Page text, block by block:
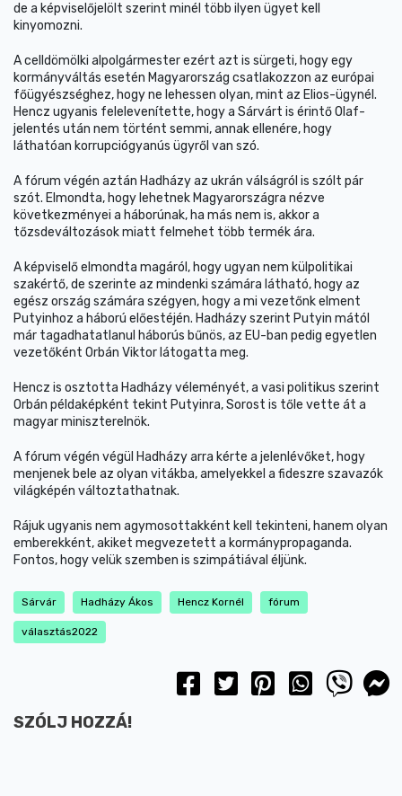
de a képviselőjelölt szerint minél több ilyen ügyet kell
kinyomozni.
A celldömölki alpolgármester ezért azt is sürgeti, hogy egy
kormányváltás esetén Magyarország csatlakozzon az európai
főügyészséghez, hogy ne lehessen olyan, mint az Elios-ügynél.
Hencz ugyanis felelevenítette, hogy a Sárvárt is érintő Olaf-
jelentés után nem történt semmi, annak ellenére, hogy
láthatóan korrupciógyanús ügyről van szó.
A fórum végén aztán Hadházy az ukrán válságról is szólt pár
szót. Elmondta, hogy lehetnek Magyarországra nézve
következményei a háborúnak, ha más nem is, akkor a
tőzsdeváltozások miatt felmehet több termék ára.
A képviselő elmondta magáról, hogy ugyan nem külpolitikai
szakértő, de szerinte az mindenki számára látható, hogy az
egész ország számára szégyen, hogy a mi vezetőnk elment
Putyinhoz a háború előestéjén. Hadházy szerint Putyin mától
már tagadhatatlanul háborús bűnös, az EU-ban pedig egyetlen
vezetőként Orbán Viktor látogatta meg.
Hencz is osztotta Hadházy véleményét, a vasi politikus szerint
Orbán példaképként tekint Putyinra, Sorost is tőle vette át a
magyar miniszterelnök.
A fórum végén végül Hadházy arra kérte a jelenlévőket, hogy
menjenek bele az olyan vitákba, amelyekkel a fideszre szavazók
világképén változtathatnak.
Rájuk ugyanis nem agymosottakként kell tekinteni, hanem olyan
emberekként, akiket megvezetett a kormánypropaganda.
Fontos, hogy velük szemben is szimpátiával éljünk.
Sárvár Hadházy Ákos Hencz Kornél fórum
választás2022
SZÓLJ HOZZÁ!